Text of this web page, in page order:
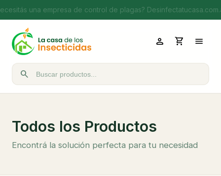
una empresa de control de plagas?
person shopping_cart menu
Buscar productos
search
Todos los Productos
Encontrá la solución perfecta para tu necesidad